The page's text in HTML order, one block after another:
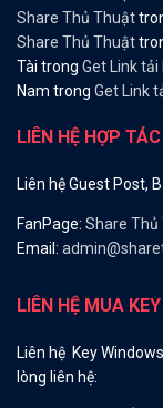
Share Thủ Thuật
Share Thủ Thuật
Tài trong Get Link
Nam trong Get Link
LIÊN HỆ HỢP TÁC
Liên hệ Guest Post,
FanPage: Share Thủ
Email:
LIÊN HỆ MUA KEY
Liên hệ Key
lòng liên hệ: